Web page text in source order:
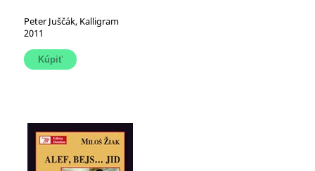
Peter Juščák, Kalligram
2011